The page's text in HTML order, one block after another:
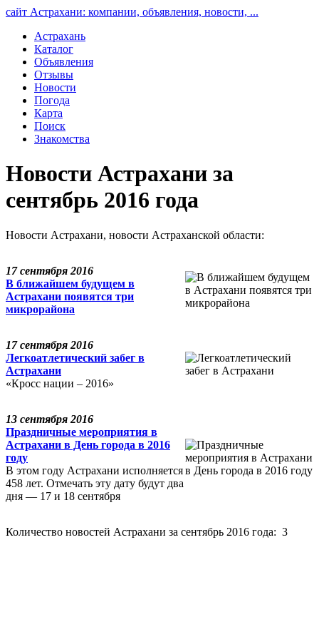
сайт Астрахани: компании, объявления, новости, ...
Астрахань
Каталог
Объявления
Отзывы
Новости
Погода
Карта
Поиск
Знакомства
Новости Астрахани за
сентябрь 2016 года
Новости Астрахани, новости Астраханской области:
17 сентября 2016
В ближайшем будущем в
Астрахани появятся три
микрорайона
17 сентября 2016
Легкоатлетический забег в
Астрахани
«Кросс нации – 2016»
13 сентября 2016
Праздничные мероприятия в
Астрахани в День города в 2016
году
В этом году Астрахани исполняется
458 лет. Отмечать эту дату будут два
дня — 17 и 18 сентября
Количество новостей Астрахани за сентябрь 2016 года: 3